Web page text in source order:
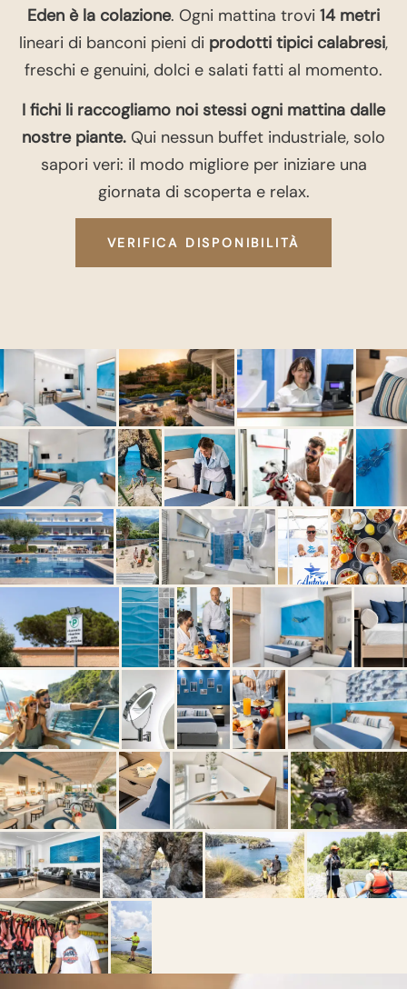
Eden è la colazione. Ogni mattina trovi 14 metri
lineari di banconi pieni di prodotti tipici calabresi,
freschi e genuini, dolci e salati fatti al momento.
I fichi li raccogliamo noi stessi ogni mattina dalle
nostre piante. Qui nessun buffet industriale, solo
sapori veri: il modo migliore per iniziare una
giornata di scoperta e relax.
VERIFICA DISPONIBILITÀ